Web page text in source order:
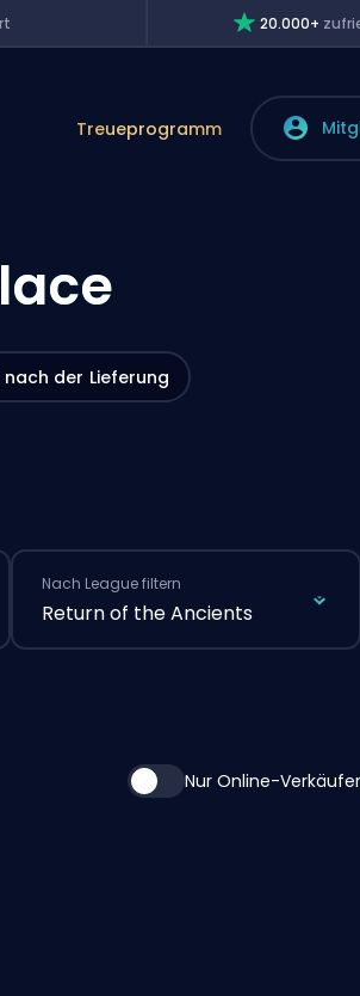
20.000+
Treueprogramm
der Lieferung
Nach League filtern
Return of the Ancients
Nur Online-Verkäufer